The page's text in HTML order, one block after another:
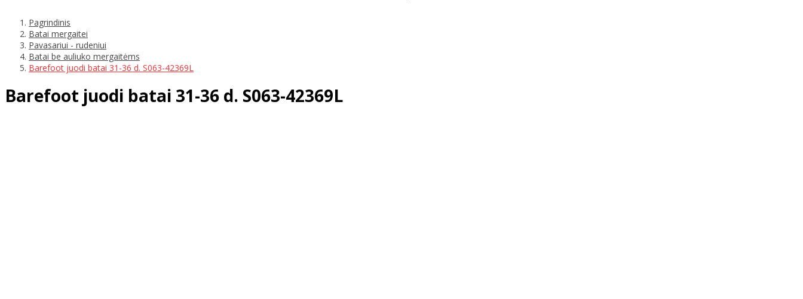
Pagrindinis
Batai mergaitei
Pavasariui - rudeniui
Batai be auliuko mergaitėms
Barefoot juodi batai 31-36 d. S063-42369L
Barefoot juodi batai 31-36 d. S063-42369L